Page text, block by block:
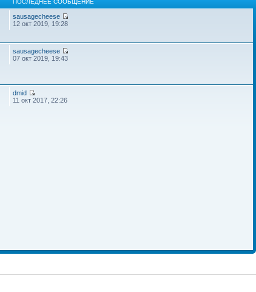
ПОСЛЕДНЕЕ СООБЩЕНИЕ
sausagecheese
12 окт 2019, 19:28
sausagecheese
07 окт 2019, 19:43
dmid
11 окт 2017, 22:26